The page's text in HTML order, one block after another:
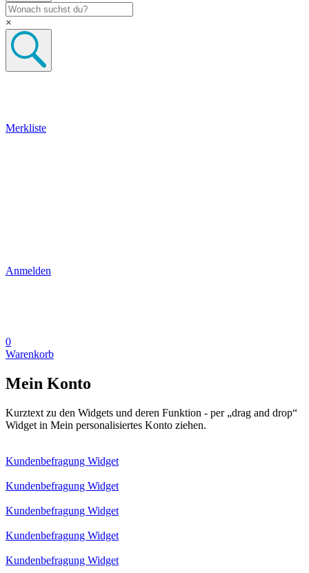
×
Merkliste
Anmelden
0
Warenkorb
Mein Konto
Kurztext zu den Widgets und deren Funktion - per „drag and drop“
Widget in Mein personalisiertes Konto ziehen.
Kundenbefragung Widget
Kundenbefragung Widget
Kundenbefragung Widget
Kundenbefragung Widget
Kundenbefragung Widget